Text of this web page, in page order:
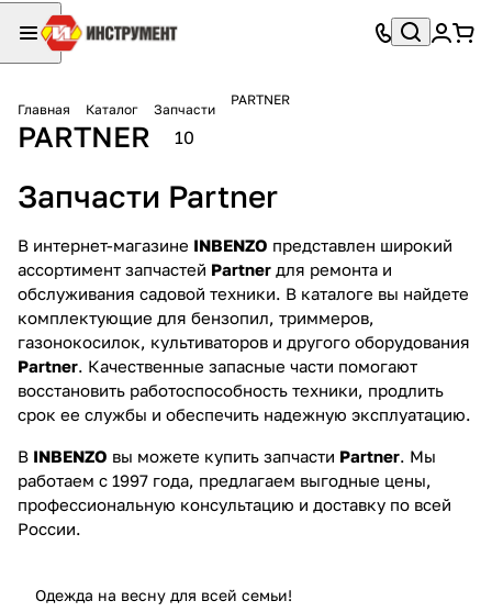
Главная Каталог Запчасти
PARTNER
PARTNER 10
Запчасти Partner
В интернет-магазине INBENZO представлен широкий
ассортимент запчастей Partner для ремонта и
обслуживания садовой техники. В каталоге вы найдете
комплектующие для бензопил, триммеров,
газонокосилок, культиваторов и другого оборудования
Partner. Качественные запасные части помогают
восстановить работоспособность техники, продлить
срок ее службы и обеспечить надежную эксплуатацию.
В INBENZO вы можете купить запчасти Partner. Мы
работаем с 1997 года, предлагаем выгодные цены,
профессиональную консультацию и доставку по всей
России.
Одежда на весну для всей семьи!